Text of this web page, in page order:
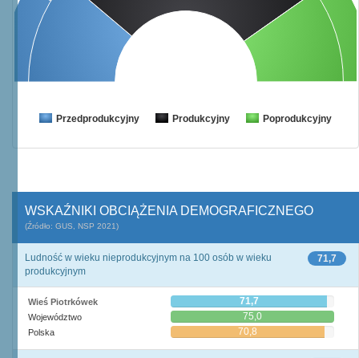
Przedprodukcyjny Produkcyjny Poprodukcyjny
WSKAŹNIKI OBCIĄŻENIA DEMOGRAFICZNEGO
(Źródło: GUS, NSP 2021)
71,7
Ludność w wieku nieprodukcyjnym na 100 osób w wieku
produkcyjnym
Wieś Piotrkówek 71,7
Województwo 75,0
Polska 70,8